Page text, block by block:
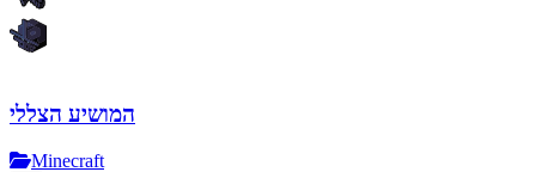
המושיע הצללי
Minecraft